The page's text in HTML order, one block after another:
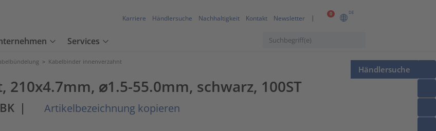
0 DE
Karriere Händlersuche Nachhaltigkeit Kontakt Newsletter
Services
Händlersuche
> Kabelbinder innenverzahnt
⌀1.5-55.0mm, schwarz, 100ST
| Artikelbezeichnung kopieren